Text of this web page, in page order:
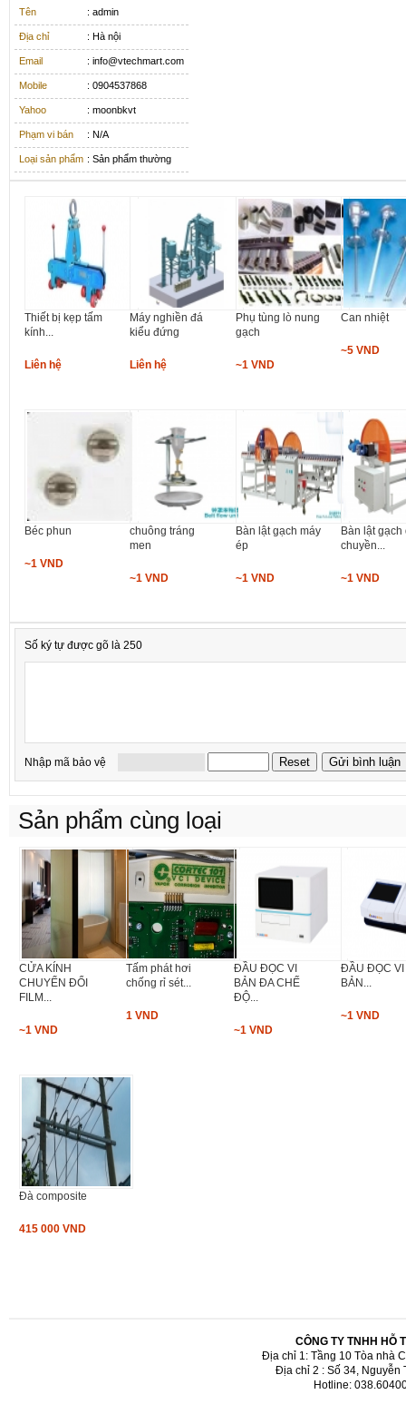
Tên : admin
Địa chỉ : Hà nội
Email : info@vtechmart.com
Mobile : 0904537868
Yahoo : moonbkvt
Phạm vi bán : N/A
Loại sản phẩm : Sản phẩm thường
Thiết bị kẹp tấm
kính...
Liên hệ
Máy nghiền đá
kiểu đứng
Liên hệ
Phụ tùng lò nung
gạch
~1 VND
Can nhiệt
~5 VND
Béc phun
~1 VND
chuông tráng
men
~1 VND
Bàn lật gạch máy
ép
~1 VND
Bàn lật gạch
chuyền...
~1 VND
Số ký tự được gõ là 250
Nhập mã bảo vệ
Sản phẩm cùng loại
CỬA KÍNH
CHUYỂN ĐỔI
FILM...
~1 VND
Tấm phát hơi
chống rỉ sét...
1 VND
ĐẦU ĐỌC VI
BẢN ĐA CHẾ
ĐỘ...
~1 VND
ĐẦU ĐỌC VI
BẢN...
~1 VND
Đà composite
415 000 VND
CÔNG TY TNHH HỖ
Địa chỉ 1: Tầng 10 Tòa nhà
Địa chỉ 2 : Số 34, Nguyễn
Hotline: